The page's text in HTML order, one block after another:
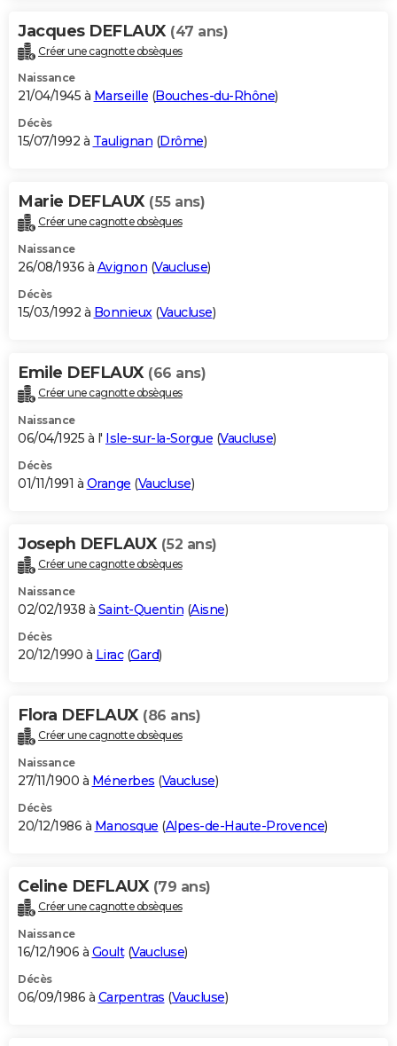
Jacques DEFLAUX (47 ans)
Créer une cagnotte obsèques
Naissance
21/04/1945 à Marseille (Bouches-du-Rhône)
Décès
15/07/1992 à Taulignan (Drôme)
Marie DEFLAUX (55 ans)
Créer une cagnotte obsèques
Naissance
26/08/1936 à Avignon (Vaucluse)
Décès
15/03/1992 à Bonnieux(Vaucluse)
Emile DEFLAUX (66 ans)
Créer une cagnotte obsèques
Naissance
06/04/1925 à l' Isle-sur-la-Sorgue (Vaucluse)
Décès
01/11/1991 à Orange (Vaucluse)
Joseph DEFLAUX (52 ans)
Créer une cagnotte obsèques
Naissance
02/02/1938 à Saint-Quentin (Aisne)
Décès
20/12/1990 à Lirac(Gard)
Flora DEFLAUX (86 ans)
Créer une cagnotte obsèques
Naissance
27/11/1900 à Ménerbes (Vaucluse)
Décès
20/12/1986 à Manosque (Alpes-de-Haute-Provence)
Celine DEFLAUX (79 ans)
Créer une cagnotte obsèques
Naissance
16/12/1906 à Goult(Vaucluse)
Décès
06/09/1986 à Carpentras (Vaucluse)